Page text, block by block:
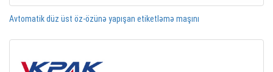
Avtomatik düz üst öz-özünə yapışan etiketləmə maşını